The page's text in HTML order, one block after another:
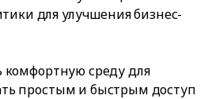
для улучшения бизнес-
комфортную среду для
простым и быстрым доступ